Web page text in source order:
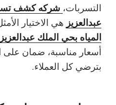
التسربات، شركه كشف
عبدالعزيز هي الاختيار
المياه بحي الملك عبدالعزيز
أسعار مناسبة، ضمان
بترضي كل العملاء.